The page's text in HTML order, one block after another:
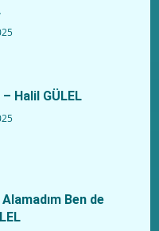
Halil GÜLEL
Ben de